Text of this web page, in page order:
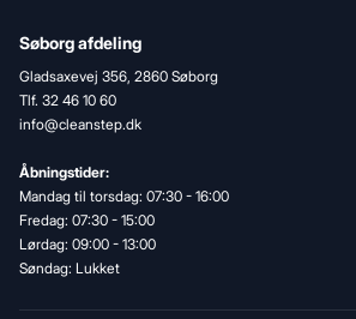
Søborg afdeling
Gladsaxevej 356, 2860 Søborg
Tlf. 32 46 10 60
info@cleanstep.dk
Åbningstider:
Mandag til torsdag: 07:30 - 16:00
Fredag: 07:30 - 15:00
Lørdag: 09:00 - 13:00
Søndag: Lukket